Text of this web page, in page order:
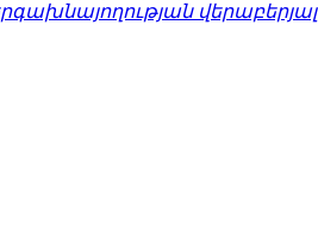
վերաբերյալ